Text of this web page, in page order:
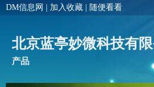
DM信息网 加入收藏 随便看看
北京蓝亭妙微科技有限
产品